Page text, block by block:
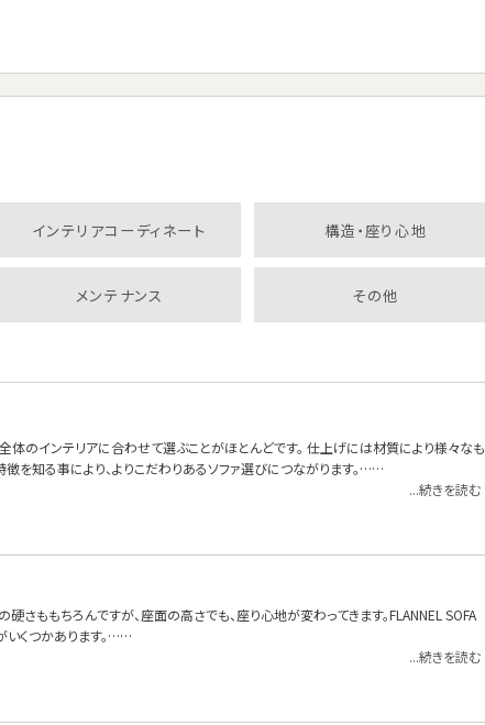
インテリアコーディネート 構造・座り心地
メンテナンス その他
体のインテリアに合わせて選ぶことがほとんどです。 仕上げには材質により様々なも
を知る事により、よりこだわりあるソファ選びにつながります。……
...続きを読む
さももちろんですが、座面の高さでも、座り心地が変わってきます。FLANNEL SOFA
いくつかあります。……
...続きを読む